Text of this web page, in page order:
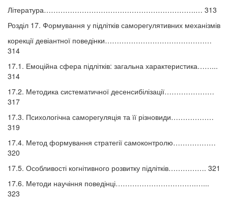
Література……………………………………………………….… 313
Розділ 17. Формування у підлітків саморегулятивних механізмів
корекції девіантної поведінки………………………………………
314
17.1. Емоційна сфера підлітків: загальна характеристика……...
314
17.2. Методика систематичної десенсибілізації…………………
317
17.3. Психологічна саморегуляція та її різновиди………………
319
17.4. Метод формування стратегії самоконтролю………………
320
17.5. Особливості когнітивного розвитку підлітків……………. 321
17.6. Методи научіння поведінці…………………………….…...
323